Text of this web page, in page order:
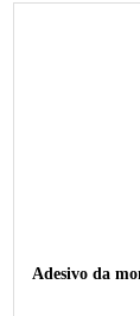
Adesivo da